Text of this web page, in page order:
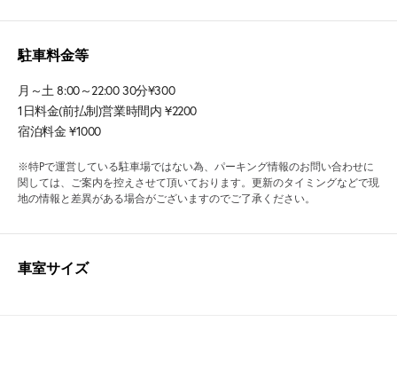
駐車料金等
月～土 8:00～22:00 30分¥300
1日料金(前払制)営業時間内 ¥2200
宿泊料金 ¥1000
※特Pで運営している駐車場ではない為、パーキング情報のお問い合わせに
関しては、ご案内を控えさせて頂いております。更新のタイミングなどで現
地の情報と差異がある場合がございますのでご了承ください。
車室サイズ